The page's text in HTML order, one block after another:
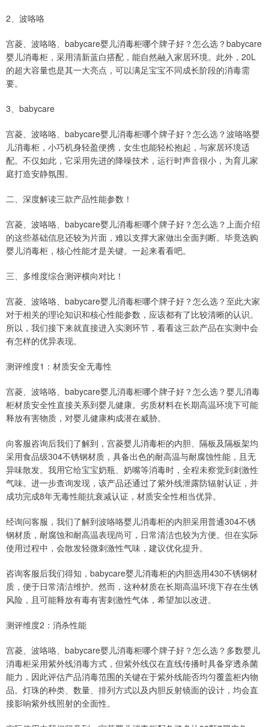
2、波咯咯
宫菱、波咯咯、babycare婴儿消毒柜哪个牌子好？怎么选？babycare
婴儿消毒柜，采用清新蓝白搭配，能自然融入家居环境。此外，20L
的超大容量也是其一大亮点，可以满足宝宝不同成长阶段的消毒需
要。
3、babycare
宫菱、波咯咯、babycare婴儿消毒柜哪个牌子好？怎么选？波咯咯婴
儿消毒柜，小巧机身轻盈便携，女生也能轻松抱起，与家居环境适
配。不仅如此，它采用先进的降噪技术，运行时声音很小，为育儿家
庭打造安静氛围。
二、深度解读三款产品性能参数！
宫菱、波咯咯、babycare婴儿消毒柜哪个牌子好？怎么选？上面介绍
的这些基础信息还较为片面，难以支撑大家做出全面判断。毕竟选购
婴儿消毒柜，核心性能才是关键。一起来看看吧。
三、多维度综合测评横向对比！
宫菱、波咯咯、babycare婴儿消毒柜哪个牌子好？怎么选？至此大家
对于相关的理论知识和核心性能参数，应该都有了比较清晰的认识。
所以，我们接下来就直接进入实测环节，看看这三款产品在实测中会
有怎样的优异表现。
测评维度1：材质安全无毒性
宫菱、波咯咯、babycare婴儿消毒柜哪个牌子好？怎么选？婴儿消毒
柜材质安全性直接关系到婴儿健康。劣质材料在长期高温环境下可能
释放有害物质，对婴儿健康构成潜在威胁。
向客服咨询后我们了解到，宫菱婴儿消毒柜的内胆、隔板及隔板架均
采用食品级304不锈钢材质，具备出色的耐高温与耐腐蚀性能，且无
异味散发。我用它给宝宝奶瓶、奶嘴等消毒时，全程未察觉到刺激性
气味。进一步查询发现，该产品还通过了紫外线泄露防辐射认证，并
成功完成8年无毒性能抗衰减认证，材质安全性相当优异。
经询问客服，我们了解到波咯咯婴儿消毒柜的内胆采用普通304不锈
钢材质，耐腐蚀和耐高温表现尚可，日常清洁也较为方便。但在实际
使用过程中，会散发轻微刺激性气味，建议优化提升。
咨询客服后我们得知，babycare婴儿消毒柜的内胆选用430不锈钢材
质，便于日常清洁维护。然而，这种材质在长期高温环境下存在生锈
风险，且可能释放有毒有害刺激性气体，希望加以改进。
测评维度2：消杀性能
宫菱、波咯咯、babycare婴儿消毒柜哪个牌子好？怎么选？多数婴儿
消毒柜采用紫外线消毒方式，但紫外线仅在直线传播时具备穿透杀菌
能力，因此评估产品消毒范围的关键在于紫外线能否均匀覆盖柜内物
品。灯珠的种类、数量、排列方式以及内胆反射镜面的设计，均会直
接影响紫外线照射的全面性。